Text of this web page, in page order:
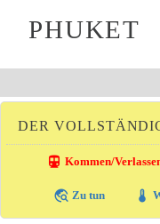
PHUKET
DER
directions_transit Kommen/
travel_explore Zu tun thermostat